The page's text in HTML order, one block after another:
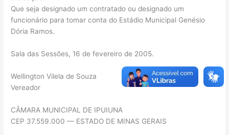
Que seja designado um contratado ou designado um
funcionário para tomar conta do Estádio Municipal Genésio
Dória Ramos.
Sala das Sessões, 16 de fevereiro de 2005.
Wellington Vilela de Souza
Vereador
CÂMARA MUNICIPAL DE IPUIUNA
CEP 37.559.000 — ESTADO DE MINAS GERAIS